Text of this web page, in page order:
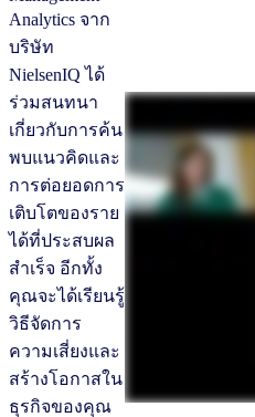
Analytics จาก
บริษัท
NielsenIQ ได้
ร่วมสนทนา
เกี่ยวกับการค้น
พบแนวคิดและ
การต่อยอดการ
เติบโตของราย
ได้ที่ประสบผล
สำเร็จ อีกทั้ง
คุณจะได้เรียนรู้
วิธีจัดการ
ความเสี่ยงและ
สร้างโอกาสใน
ธุรกิจของคุณ